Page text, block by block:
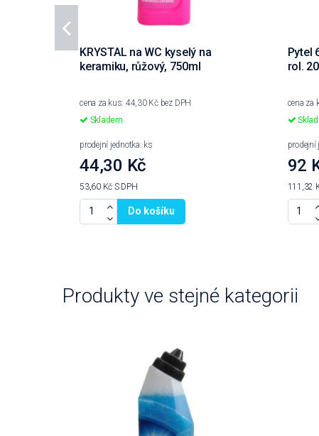
KRYSTAL na WC kyselý na
keramiku, růžový, 750ml
cena za kus: 44,30 Kč bez DPH
Skladem
prodejní jednotka: ks
44,30 Kč
53,60 Kč S DPH
Do košíku
Pytel
rol.
cena za
prodejní
92
111,32
Produkty ve stejné kategorii